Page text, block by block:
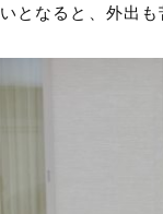
いとなると、外出